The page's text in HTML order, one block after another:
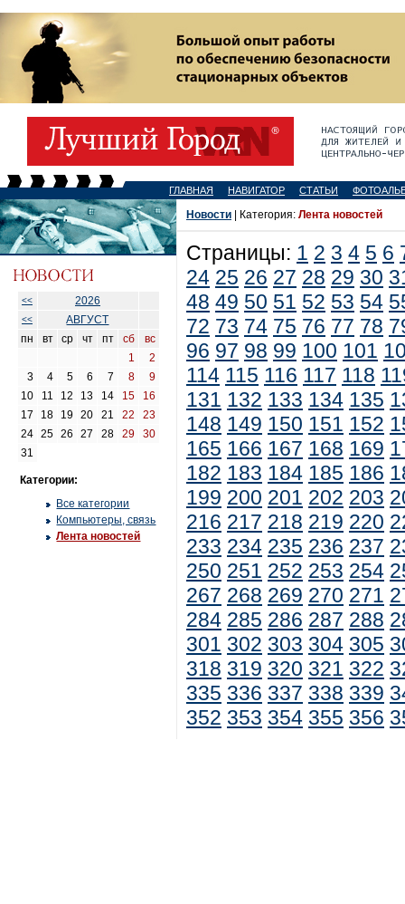
ГЛАВНАЯ НАВИГАТОР СТАТЬИ
<< 2026
<<
АВГУСТ
пн
вт ср чт пт сб
вс
1
2
3
4 5 6 7 8
9
10
11 12 13 14 15
16
17
18 19 20 21 22
23
24
25 26 27 28 29
30
31
Категории:
Все категории
Компьютеры, связь
Лента новостей
Новости | Категория: Лента новостей
Страницы: 1 2 3 4 5 6
24 25 26 27 28 29 30
48 49 50 51 52 53 54
72 73 74 75 76 77 78
96 97 98 99 100 101
114 115 116 117 118
131 132 133 134 135
148 149 150 151 152
165 166 167 168 169
182 183 184 185 186
199 200 201 202 203
216 217 218 219 220
233 234 235 236 237
250 251 252 253 254
267 268 269 270 271
284 285 286 287 288
301 302 303 304 305
318 319 320 321 322
335 336 337 338 339
352 353 354 355 356